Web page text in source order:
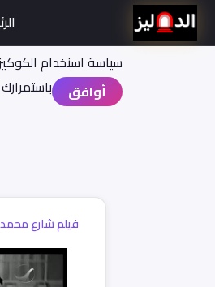
سياسة اسنخدام
أوافق
فيلم شارع